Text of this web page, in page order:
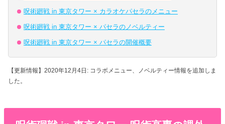
呪術廻戦 in 東京タワー × カラオケパセラのメニュー
呪術廻戦 in 東京タワー × パセラのノベルティー
呪術廻戦 in 東京タワー × パセラの開催概要
【更新情報】2020年12月4日: コラボメニュー、ノベルティー情報を追加しま
した。